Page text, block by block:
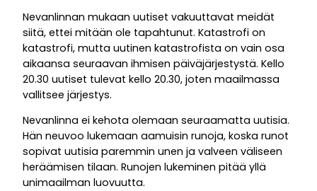
Nevanlinnan mukaan uutiset vakuuttavat meidät
siitä, ettei mitään ole tapahtunut. Katastrofi on
katastrofi, mutta uutinen katastrofista on vain osa
aikaansa seuraavan ihmisen päiväjärjestystä. Kello
20.30 uutiset tulevat kello 20.30, joten maailmassa
vallitsee järjestys.
Nevanlinna ei kehota olemaan seuraamatta uutisia.
Hän neuvoo lukemaan aamuisin runoja, koska runot
sopivat uutisia paremmin unen ja valveen väliseen
heräämisen tilaan. Runojen lukeminen pitää yllä
unimaailman luovuutta.